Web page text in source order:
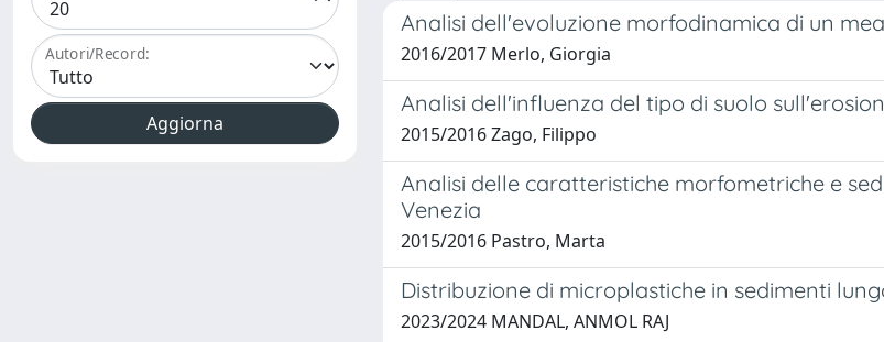
Autori/Record:
Analisi dell'evoluzione morfodinamica di un
2016/2017 Merlo, Giorgia
Analisi dell'influenza del tipo di suolo
2015/2016 Zago, Filippo
Analisi delle caratteristiche morfometriche e
Venezia
2015/2016 Pastro, Marta
Distribuzione di microplastiche in sedimenti
2023/2024 MANDAL, ANMOL RAJ